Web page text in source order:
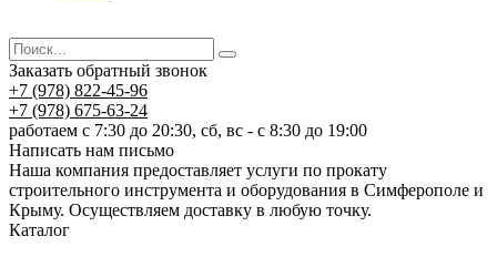
Заказать обратный звонок
+7 (978) 822-45-96
+7 (978) 675-63-24
работаем с 7:30 до 20:30, сб, вс - с 8:30 до 19:00
Написать нам письмо
Наша компания предоставляет услуги по прокату
строительного инструмента и оборудования в Симферополе и
Крыму. Осуществляем доставку в любую точку.
Каталог